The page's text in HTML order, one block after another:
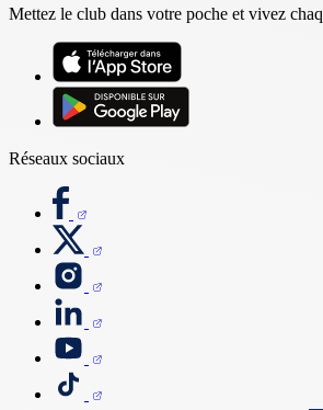
Mettez le club dans votre poche et vivez
Réseaux sociaux